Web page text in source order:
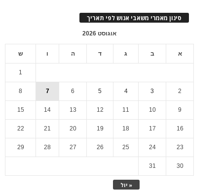
סינון מאמרי משאבי אנוש לפי תאריך
אוגוסט 2026
א ב ג ד ה ו ש
« יול
1
2
3
4
5
6
7
8
9
10
11
12
13
14
15
16
17
18
19
20
21
22
23
24
25
26
27
28
29
30
31